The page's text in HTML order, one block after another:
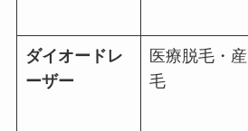
ダイオードレ
ーザー
医療脱毛・産
毛